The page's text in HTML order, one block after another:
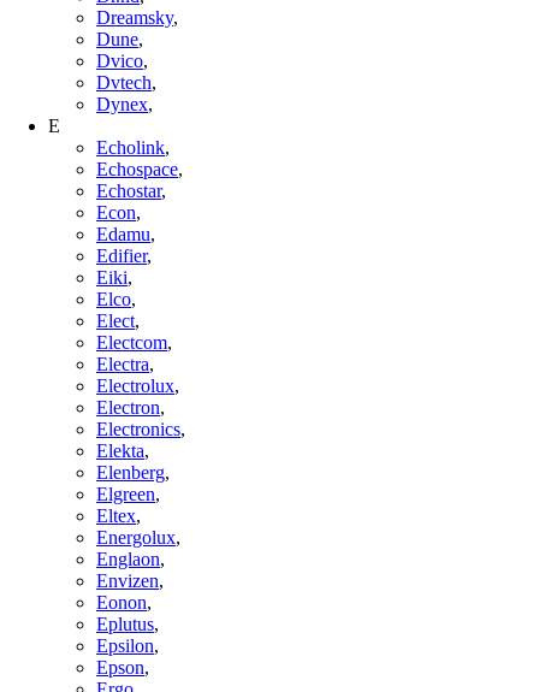
Dreamsky,
Dune,
Dvico,
Dvtech,
Dynex,
E
Echolink,
Echospace,
Echostar,
Econ,
Edamu,
Edifier,
Eiki,
Elco,
Elect,
Electcom,
Electra,
Electrolux,
Electron,
Electronics,
Elekta,
Elenberg,
Elgreen,
Eltex,
Energolux,
Englaon,
Envizen,
Eonon,
Eplutus,
Epsilon,
Epson,